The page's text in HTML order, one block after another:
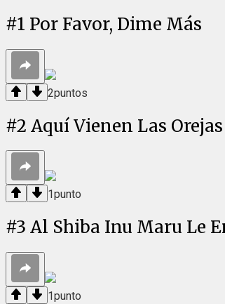
#1 Por Favor, Dime Más
2puntos
#2 Aquí Vienen Las Orejas
1punto
#3 Al Shiba Inu Maru Le
1punto